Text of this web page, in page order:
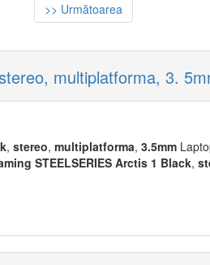
>> Următoarea
multiplatforma, 3.
, stereo, multiplatforma, 3.5mm
STEELSERIES Arctis 1 Black,